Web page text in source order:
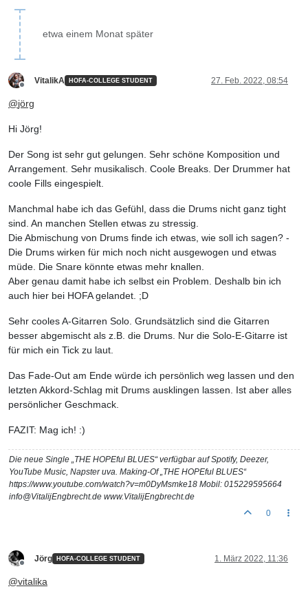
etwa einem Monat später
VitalikA HOFA-COLLEGE STUDENT 27. Feb. 2022, 08:54
@jörg
Hi Jörg!
Der Song ist sehr gut gelungen. Sehr schöne Komposition und
Arrangement. Sehr musikalisch. Coole Breaks. Der Drummer hat
coole Fills eingespielt.
Manchmal habe ich das Gefühl, dass die Drums nicht ganz tight
sind. An manchen Stellen etwas zu stressig.
Die Abmischung von Drums finde ich etwas, wie soll ich sagen? -
Die Drums wirken für mich noch nicht ausgewogen und etwas
müde. Die Snare könnte etwas mehr knallen.
Aber genau damit habe ich selbst ein Problem. Deshalb bin ich
auch hier bei HOFA gelandet. ;D
Sehr cooles A-Gitarren Solo. Grundsätzlich sind die Gitarren
besser abgemischt als z.B. die Drums. Nur die Solo-E-Gitarre ist
für mich ein Tick zu laut.
Das Fade-Out am Ende würde ich persönlich weg lassen und den
letzten Akkord-Schlag mit Drums ausklingen lassen. Ist aber alles
persönlicher Geschmack.
FAZIT: Mag ich! :)
Die neue Single „THE HOPEful BLUES“ verfügbar auf Spotify, Deezer,
YouTube Music, Napster uva. Making-Of „THE HOPEful BLUES“
https://www.youtube.com/watch?v=m0DyMsmke18 Mobil: 015229595664
info@VitalijEngbrecht.de www.VitalijEngbrecht.de
0
Jörg HOFA-COLLEGE STUDENT 1. März 2022, 11:36
@vitalika